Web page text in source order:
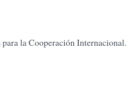
la Cooperación Internacional.